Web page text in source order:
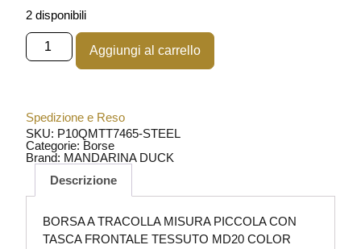
2 disponibili
Aggiungi al carrello
Spedizione e Reso
SKU: P10QMTT7465-STEEL
Categorie: Borse
Brand: MANDARINA DUCK
Descrizione
BORSA A TRACOLLA MISURA PICCOLA CON
TASCA FRONTALE TESSUTO MD20 COLOR